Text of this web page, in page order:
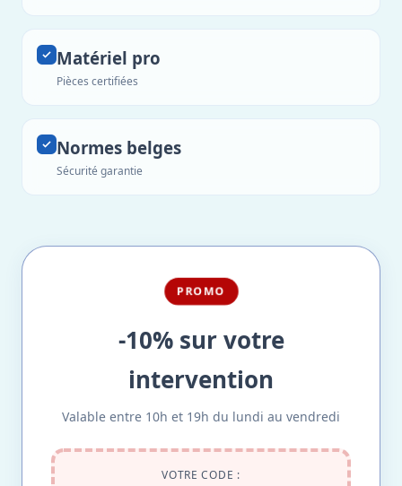
Matériel pro
Pièces certifiées
Normes belges
Sécurité garantie
PROMO
-10% sur votre
intervention
Valable entre 10h et 19h du lundi au vendredi
VOTRE CODE :